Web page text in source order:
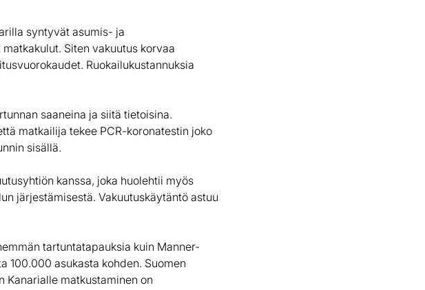
syntyvät asumis- ja
Siten vakuutus korvaa
Ruokailukustannuksia
saaneina ja siitä tietoisina.
matkailija tekee PCR-koronatestin joko
sisällä.
kanssa, joka huolehtii myös
järjestämisestä. Vakuutuskäytäntö astuu
tartuntatapauksia kuin Manner-
100.000 asukasta kohden. Suomen
matkustaminen on